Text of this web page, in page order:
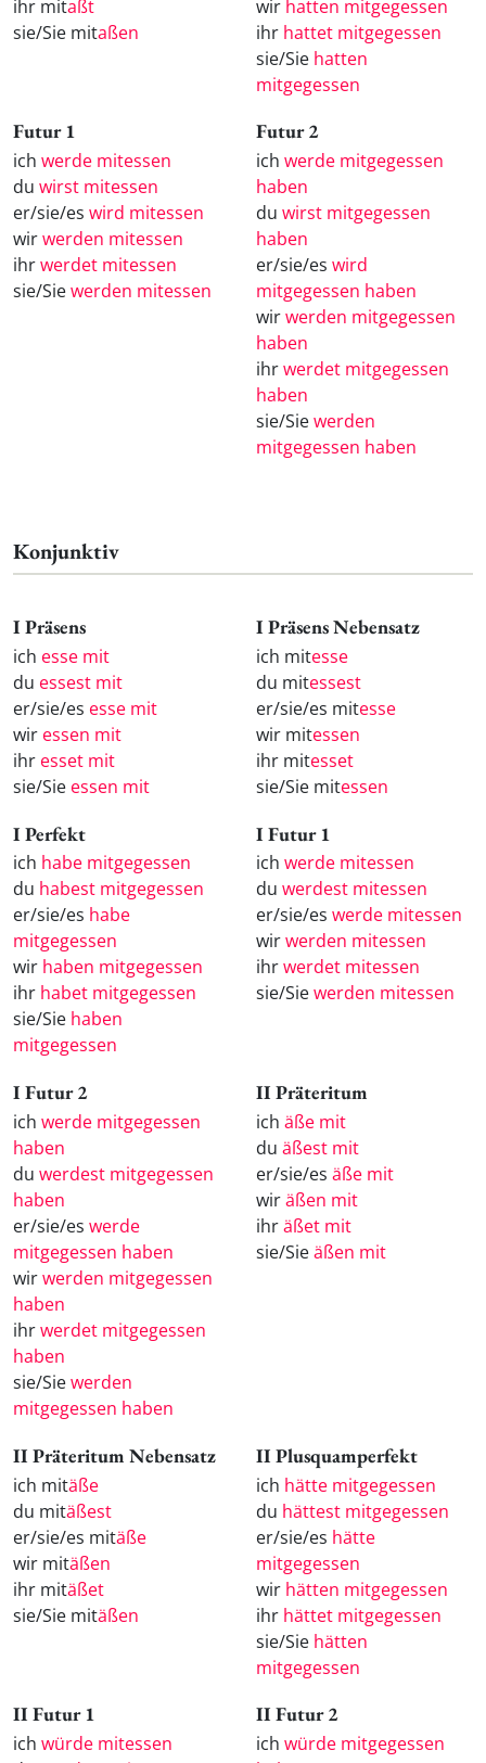
ihr mitaßt
sie/Sie mitaßen
wir hatten mitgegessen
ihr hattet mitgegessen
sie/Sie hatten
mitgegessen
Futur 1
ich werde mitessen
du wirst mitessen
er/sie/es wird mitessen
wirwerden mitessen
ihrwerdet mitessen
sie/Siewerden mitessen
Futur 2
ich werde mitgegessen
haben
du wirst mitgegessen
haben
er/sie/es wird
mitgegessen haben
wirwerden mitgegessen
haben
ihrwerdet mitgegessen
haben
sie/Siewerden
mitgegessen haben
Konjunktiv
I Präsens
ich esse mit
du essest mit
er/sie/es esse mit
wir essen mit
ihr esset mit
sie/Sie essen mit
I Präsens Nebensatz
ich mitesse
du mitessest
er/sie/es mitesse
wir mitessen
ihr mitesset
sie/Sie mitessen
I Perfekt
ich habe mitgegessen
du habest mitgegessen
er/sie/es habe
mitgegessen
wir haben mitgegessen
ihr habet mitgegessen
sie/Sie haben
mitgegessen
I Futur 1
ich werde mitessen
du werdest mitessen
er/sie/es werde mitessen
wirwerden mitessen
ihrwerdet mitessen
sie/Siewerden mitessen
I Futur 2
ich werde mitgegessen
haben
du werdest mitgegessen
haben
er/sie/es werde
mitgegessen haben
wirwerden mitgegessen
haben
ihrwerdet mitgegessen
haben
sie/Siewerden
mitgegessen haben
II Präteritum
ich äße mit
du äßest mit
er/sie/es äße mit
wiräßen mit
ihräßet mit
sie/Sieäßen mit
II Präteritum Nebensatz
ich mitäße
du mitäßest
er/sie/es mitäße
wir mitäßen
ihr mitäßet
sie/Sie mitäßen
II Plusquamperfekt
ich hätte mitgegessen
du hättest mitgegessen
er/sie/es hätte
mitgegessen
wir hätten mitgegessen
ihr hättet mitgegessen
sie/Sie hätten
mitgegessen
II Futur 1
ich würde mitessen
II Futur 2
ich würde mitgegessen